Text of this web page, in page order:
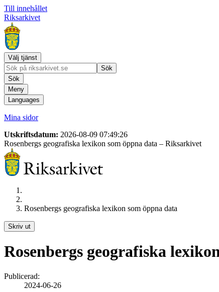
Till innehållet
Riksarkivet
Välj tjänst
Sök
Sök
Meny
Languages
Mina sidor
Utskriftsdatum: 2026-08-09 07:49:26
Rosenbergs geografiska lexikon som öppna data – Riksarkivet
Rosenbergs geografiska lexikon som öppna data
Skriv ut
Rosenbergs geografiska
Publicerad:
2024-06-26